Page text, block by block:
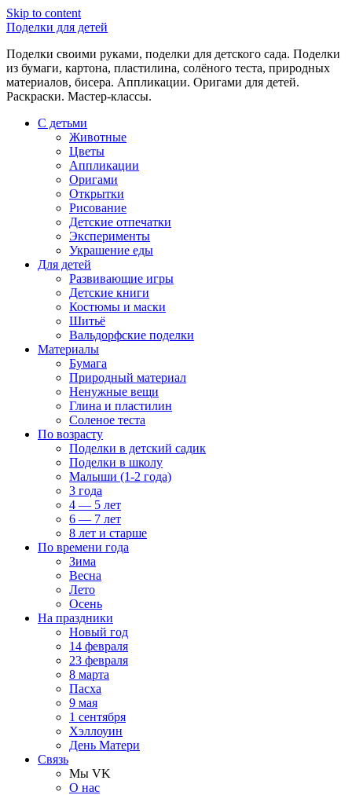
Skip to content
Поделки для детей
Поделки своими руками, поделки для детского сада. Поделки
из бумаги, картона, пластилина, солёного теста, природных
материалов, бисера. Аппликации. Оригами для детей.
Раскраски. Мастер-классы.
С детьми
Животные
Цветы
Аппликации
Оригами
Открытки
Рисование
Детские отпечатки
Эксперименты
Украшение еды
Для детей
Развивающие игры
Детские книги
Костюмы и маски
Шитьё
Вальдорфские поделки
Материалы
Бумага
Природный материал
Ненужные вещи
Глина и пластилин
Соленое теста
По возрасту
Поделки в детский садик
Поделки в школу
Малыши (1-2 года)
3 года
4 — 5 лет
6 — 7 лет
8 лет и старше
По времени года
Зима
Весна
Лето
Осень
На праздники
Новый год
14 февраля
23 февраля
8 марта
Пасха
9 мая
1 сентября
Хэллоуин
День Матери
Связь
Мы VK
О нас